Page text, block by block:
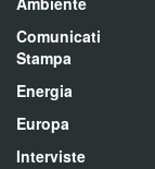
Comunicati
Stampa
Energia
Europa
Interviste